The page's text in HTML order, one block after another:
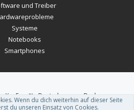
und Treiber
Systeme
Notebooks
Smartphones
XenForo™-Deutsch von xenDach
byThemeHouse .
Wenn du dich weiterhin auf dieser Seite
du unseren Einsatz von Cookies.